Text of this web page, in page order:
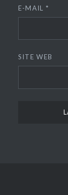
E-MAIL *
SITE WEB